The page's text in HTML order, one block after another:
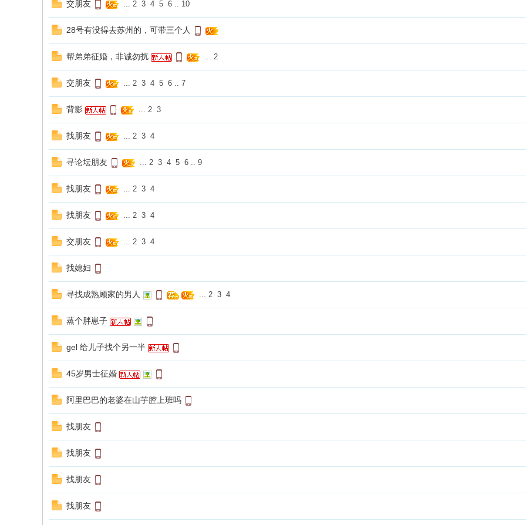
交朋友 ... 2 3 4 5 6 .. 10
28号有没得去苏州的，可带三个人
帮弟弟征婚，非诚勿扰 ... 2
交朋友 ... 2 3 4 5 6 .. 7
背影 ... 2 3
找朋友 ... 2 3 4
寻论坛朋友 ... 2 3 4 5 6 .. 9
找朋友 ... 2 3 4
找朋友 ... 2 3 4
交朋友 ... 2 3 4
找媳妇
寻找成熟顾家的男人 ... 2 3 4
蒸个胖崽子
gel 给儿子找个另一半
45岁男士征婚
阿里巴巴的老婆在山芋腔上班吗
找朋友
找朋友
找朋友
找朋友